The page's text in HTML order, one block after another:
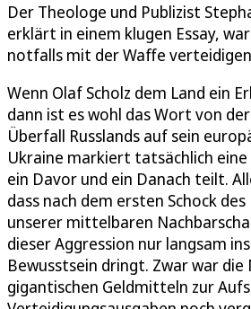
Der Theologe und Publizist
erklärt in einem klugen Essay,
notfalls mit der Waffe
Wenn Olaf Scholz dem Land ein
dann ist es wohl das Wort von
Überfall Russlands auf sein
Ukraine markiert tatsächlich eine
ein Davor und ein Danach teilt.
dass nach dem ersten Schock
unserer mittelbaren
dieser Aggression nur langsam
Bewusstsein dringt. Zwar war
gigantischen Geldmitteln zur